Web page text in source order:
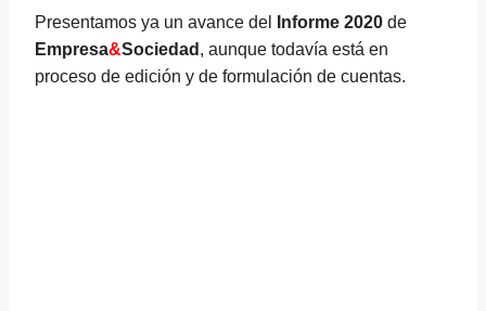
Presentamos ya un avance del Informe 2020 de
Empresa&Sociedad , aunque todavía está en
proceso de edición y de formulación de cuentas.